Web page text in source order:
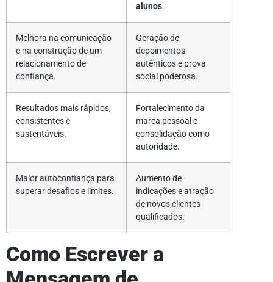
alunos.
Melhora na comunicação
e na construção de um
relacionamento de
confiança.
Geração de
depoimentos
autênticos e prova
social poderosa.
Resultados mais rápidos,
consistentes e
sustentáveis.
Fortalecimento da
marca pessoal e
consolidação como
autoridade.
Maior autoconfiança para
superar desafios e limites.
Aumento de
indicações e atração
de novos clientes
qualificados.
Como Escrever a